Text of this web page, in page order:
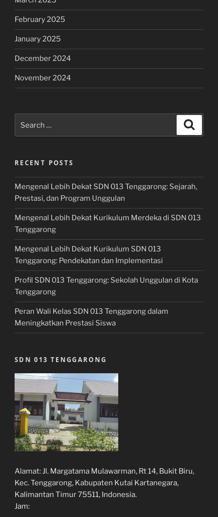
February 2025
January 2025
December 2024
November 2024
for:
RECENT POSTS
Mengenal Lebih Dekat SDN 013 Tenggarong: Sejarah,
Prestasi, dan Program Unggulan
Mengenal Lebih Dekat Kurikulum Merdeka di SDN 013
Tenggarong
Mengenal Lebih Dekat Kurikulum SDN 013
Tenggarong: Pendekatan dan Implementasi
Profil SDN 013 Tenggarong: Sekolah Unggulan di Kota
Tenggarong
Peran Wali Kelas SDN 013 Tenggarong dalam
Meningkatkan Prestasi Siswa
SDN 013 TENGGARONG
Alamat:Jl. Margatama Mulawarman, Rt 14, Bukit Biru,
Kec. Tenggarong, Kabupaten Kutai Kartanegara,
Kalimantan Timur 75511, Indonesia.
Jam: